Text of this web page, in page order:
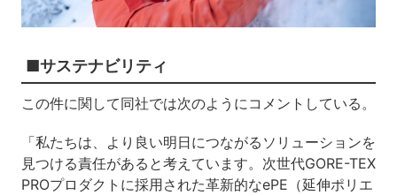
■サステナビリティ
この件に関して同社では次のようにコメントしている。
「私たちは、より良い明日につながるソリューションを
見つける責任があると考えています。次世代GORE-TEX
PROプロダクトに採用された革新的なePE（延伸ポリエ